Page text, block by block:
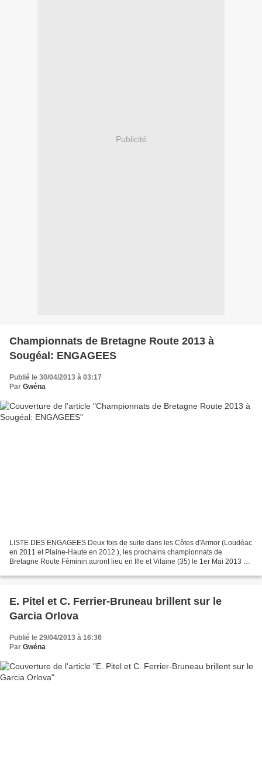
Publicité
Championnats de Bretagne Route 2013 à
Sougéal: ENGAGEES
Publié le 30/04/2013 à 03:17
Par Gwéna
LISTE DES ENGAGEES Deux fois de suite dans les Côtes d'Armor (Loudéac
en 2011 et Plaine-Haute en 2012 ), les prochains championnats de
Bretagne Route Féminin auront lieu en Ille et Vilaine (35) le 1er Mai 2013 à
E. Pitel et C. Ferrier-Bruneau brillent sur le
Garcia Orlova
Publié le 29/04/2013 à 16:36
Par Gwéna